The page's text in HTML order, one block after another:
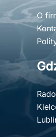
O